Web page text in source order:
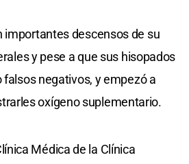
importantes descensos de su
y pese a que sus hisopados
negativos, y empezó a
oxígeno suplementario.
Médica de la Clínica